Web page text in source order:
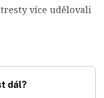
více udělovali
dál?